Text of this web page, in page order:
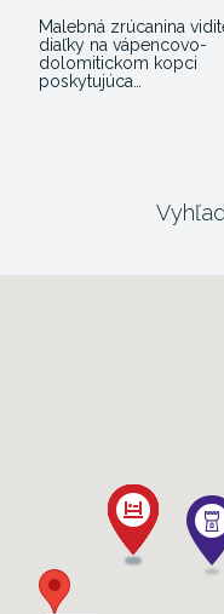
Malebná zrúcanina
diaľky na vápencovo-
dolomitickom kopci
poskytujúca…